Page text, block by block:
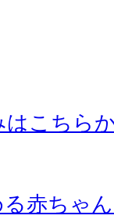
はこちら
る赤ちゃ